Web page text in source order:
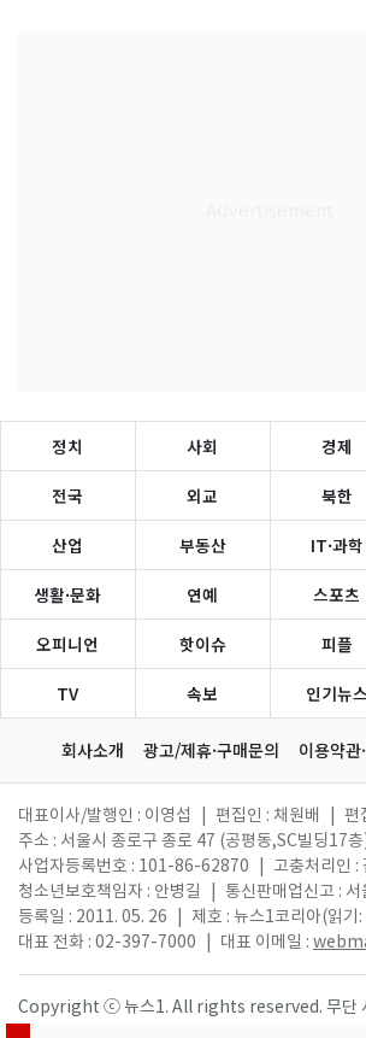
정치 사회 경제
전국 외교 북한
산업 부동산 IT·과학
생활·문화 연예 스포츠
오피니언 핫이슈 피플
TV 속보 인기뉴스
회사소개 광고/제휴·구매문의 이용약관
대표이사/발행인 : 이영섭 편집인 : 채원배 편
주소 : 서울시 종로구 종로 47 (공평동,SC빌딩17
사업자등록번호 : 101-86-62870
고충처리인 :
청소년보호책임자 : 안병길
통신판매업신고 :
등록일 : 2011. 05. 26
제호 : 뉴스1코리아(읽기
대표 전화 : 02-397-7000
대표 이메일 :
Copyright ⓒ 뉴스1. All rights reserved. 무단